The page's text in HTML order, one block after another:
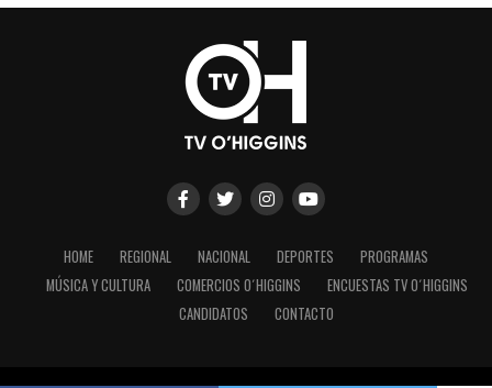
HOME REGIONAL NACIONAL DEPORTES
PROGRAMAS
MÚSICA Y CULTURA
COMERCIOS O´HIGGINS
ENCUESTAS TV O´HIGGINS
CANDIDATOS
CONTACTO